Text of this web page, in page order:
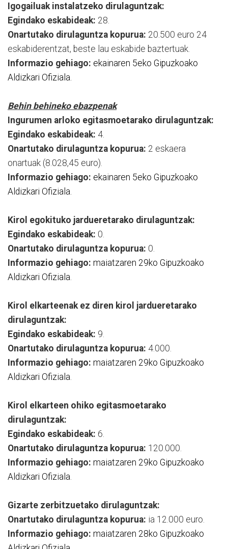
Igogailuak instalatzeko dirulaguntzak:
Egindako eskabideak: 28.
Onartutako dirulaguntza kopurua: 20.500 euro 24
eskabiderentzat, beste lau eskabide baztertuak.
Informazio gehiago: ekainaren 5eko Gipuzkoako
Aldizkari Ofiziala.
Behin behineko ebazpenak
Ingurumen arloko egitasmoetarako dirulaguntzak:
Egindako eskabideak: 4.
Onartutako dirulaguntza kopurua: 2 eskaera
onartuak (8.028,45 euro).
Informazio gehiago: ekainaren 5eko Gipuzkoako
Aldizkari Ofiziala.
Kirol egokituko jardueretarako dirulaguntzak:
Egindako eskabideak: 0.
Onartutako dirulaguntza kopurua: 0.
Informazio gehiago: maiatzaren 29ko Gipuzkoako
Aldizkari Ofiziala
Kirol elkarteenak ez diren kirol jardueretarako
dirulaguntzak:
Egindako eskabideak: 9.
Onartutako dirulaguntza kopurua: 4.000.
Informazio gehiago: maiatzaren 29ko Gipuzkoako
Aldizkari Ofiziala
Kirol elkarteen ohiko egitasmoetarako
dirulaguntzak:
Egindako eskabideak: 6.
Onartutako dirulaguntza kopurua: 120.000.
Informazio gehiago: maiatzaren 29ko Gipuzkoako
Aldizkari Ofiziala
Gizarte zerbitzuetako dirulaguntzak:
Onartutako dirulaguntza kopurua: ia 12.000 euro.
Informazio gehiago: maiatzaren 28ko Gipuzkoako